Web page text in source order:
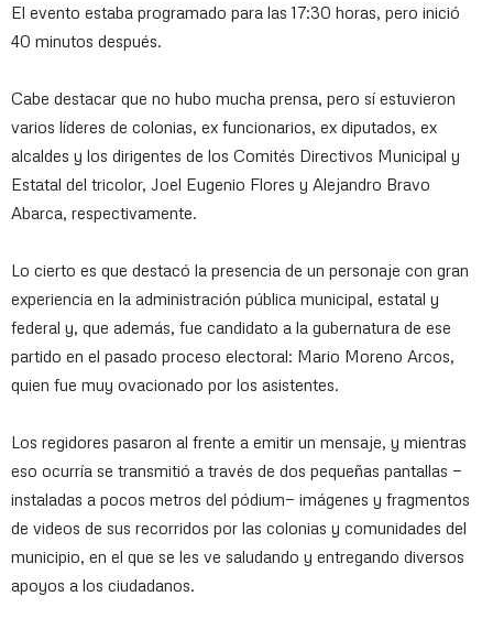
El evento estaba programado para las 17:30 horas, pero inició
40 minutos después.
Cabe destacar que no hubo mucha prensa, pero sí estuvieron
varios líderes de colonias, ex funcionarios, ex diputados, ex
alcaldes y los dirigentes de los Comités Directivos Municipal y
Estatal del tricolor, Joel Eugenio Flores y Alejandro Bravo
Abarca, respectivamente.
Lo cierto es que destacó la presencia de un personaje con gran
experiencia en la administración pública municipal, estatal y
federal y, que además, fue candidato a la gubernatura de ese
partido en el pasado proceso electoral: Mario Moreno Arcos,
quien fue muy ovacionado por los asistentes.
Los regidores pasaron al frente a emitir un mensaje, y mientras
eso ocurría se transmitió a través de dos pequeñas pantallas —
instaladas a pocos metros del pódium— imágenes y fragmentos
de videos de sus recorridos por las colonias y comunidades del
municipio, en el que se les ve saludando y entregando diversos
apoyos a los ciudadanos.